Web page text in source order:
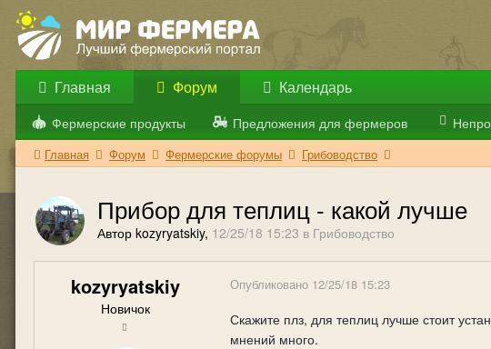
Главная Форум
Фермерские продукты Предложения для фермеров
Календарь
Главная Форум Фермерские форумы Грибоводство
Прибор для теплиц - какой лучше
Автор kozyryatskiy, 12/25/18 15:23 в Грибоводство
kozyryatskiy
Новичок
Опубликовано 12/25/18 15:23
Скажите плз, для теплиц лучше стоит
мнений много.